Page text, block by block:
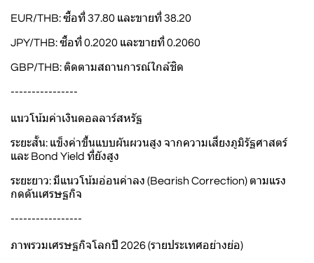
EUR/THB: ซื้อที่ 37.80 และขายที่ 38.20
JPY/THB: ซื้อที่ 0.2020 และขายที่ 0.2060
GBP/THB: ติดตามสถานการณ์ใกล้ชิด
----------------
แนวโน้มค่าเงินดอลลาร์สหรัฐ
ระยะสั้น: แข็งค่าขึ้นแบบผันผวนสูง จากความเสี่ยงภูมิรัฐศาสตร์
และ Bond Yield ที่ยังสูง
ระยะยาว: มีแนวโน้มอ่อนค่าลง (Bearish Correction) ตามแรง
กดดันเศรษฐกิจ
-----------------
ภาพรวมเศรษฐกิจโลกปี 2026 (รายประเทศอย่างย่อ)